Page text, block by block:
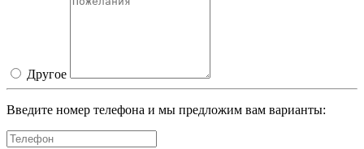
Другое
Введите номер телефона и мы предложим вам варианты: